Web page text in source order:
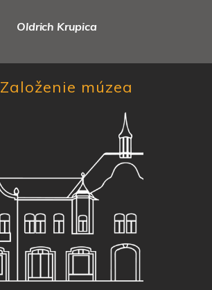
Oldrich Krupica
Založenie múzea